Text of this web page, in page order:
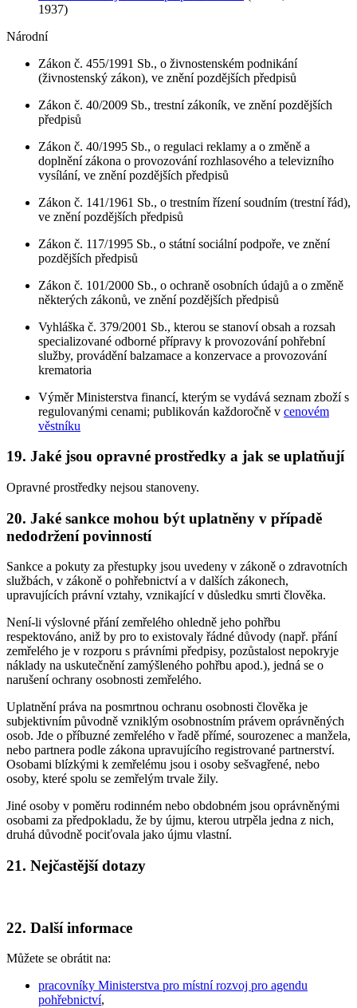
1937)
Národní
Zákon č. 455/1991 Sb., o živnostenském podnikání
(živnostenský zákon), ve znění pozdějších předpisů
Zákon č. 40/2009 Sb., trestní zákoník, ve znění pozdějších
předpisů
Zákon č. 40/1995 Sb., o regulaci reklamy a o změně a
doplnění zákona o provozování rozhlasového a televizního
vysílání, ve znění pozdějších předpisů
Zákon č. 141/1961 Sb., o trestním řízení soudním (trestní řád),
ve znění pozdějších předpisů
Zákon č. 117/1995 Sb., o státní sociální podpoře, ve znění
pozdějších předpisů
Zákon č. 101/2000 Sb., o ochraně osobních údajů a o změně
některých zákonů, ve znění pozdějších předpisů
Vyhláška č. 379/2001 Sb., kterou se stanoví obsah a rozsah
specializované odborné přípravy k provozování pohřební
služby, provádění balzamace a konzervace a provozování
krematoria
Výměr Ministerstva financí, kterým se vydává seznam zboží s
regulovanými cenami; publikován každoročně v cenovém
věstníku
19. Jaké jsou opravné prostředky a jak se uplatňují
Opravné prostředky nejsou stanoveny.
20. Jaké sankce mohou být uplatněny v případě
nedodržení povinností
Sankce a pokuty za přestupky jsou uvedeny v zákoně o zdravotních
službách, v zákoně o pohřebnictví a v dalších zákonech,
upravujících právní vztahy, vznikající v důsledku smrti člověka.
Není-li výslovné přání zemřelého ohledně jeho pohřbu
respektováno, aniž by pro to existovaly řádné důvody (např. přání
zemřelého je v rozporu s právními předpisy, pozůstalost nepokryje
náklady na uskutečnění zamýšleného pohřbu apod.), jedná se o
narušení ochrany osobnosti zemřelého.
Uplatnění práva na posmrtnou ochranu osobnosti člověka je
subjektivním původně vzniklým osobnostním právem oprávněných
osob. Jde o příbuzné zemřelého v řadě přímé, sourozenec a manžela,
nebo partnera podle zákona upravujícího registrované partnerství.
Osobami blízkými k zemřelému jsou i osoby sešvagřené, nebo
osoby, které spolu se zemřelým trvale žily.
Jiné osoby v poměru rodinném nebo obdobném jsou oprávněnými
osobami za předpokladu, že by újmu, kterou utrpěla jedna z nich,
druhá důvodně pociťovala jako újmu vlastní.
21. Nejčastější dotazy
22. Další informace
Můžete se obrátit na:
pracovníky Ministerstva pro místní rozvoj pro agendu
pohřebnictví,